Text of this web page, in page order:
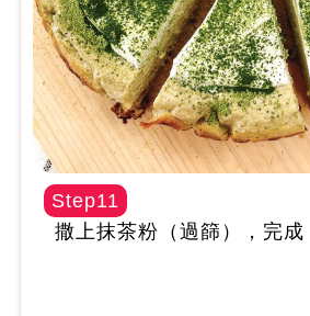
Step11
撒上抹茶粉（過篩），完成